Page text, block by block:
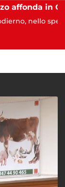
specchio